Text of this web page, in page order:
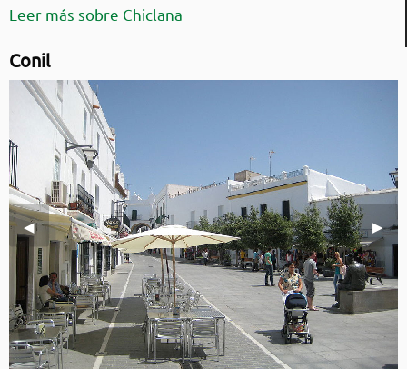
Leer más sobre Chiclana
Conil
Imagen anterior
◀︎ ▶︎